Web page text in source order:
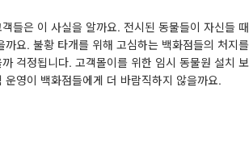
들은 이 사실을 알까요. 전시된 동물들이 자신들
요. 불황 타개를 위해 고심하는 백화점들의 처지
걱정됩니다. 고객몰이를 위한 임시 동물원 설치
영이 백화점들에게 더 바람직하지 않을까요.